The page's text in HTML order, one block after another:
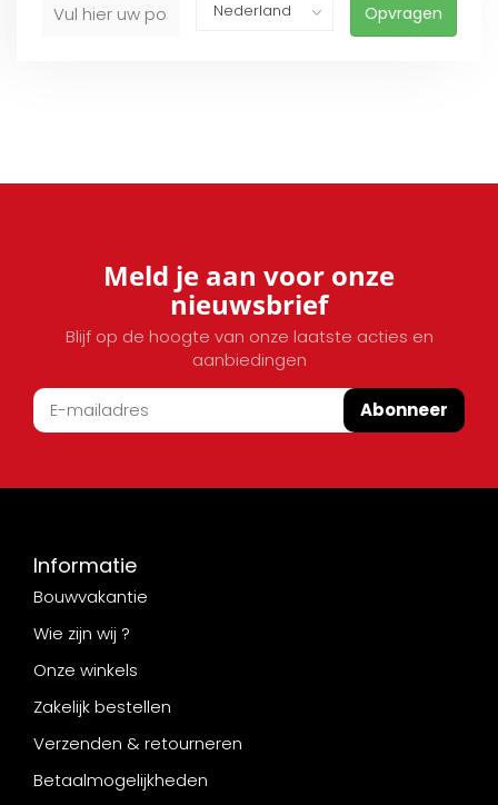
Opvragen
Meld je aan voor onze
nieuwsbrief
Blijf op de hoogte van onze laatste acties en
aanbiedingen
Abonneer
Informatie
Bouwvakantie
Wie zijn wij ?
Onze winkels
Zakelijk bestellen
Verzenden & retourneren
Betaalmogelijkheden